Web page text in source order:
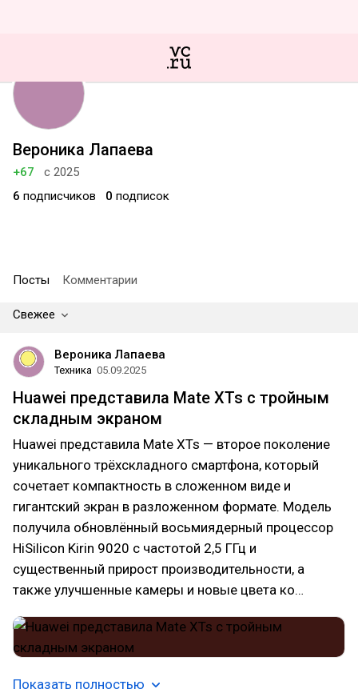
Вероника Лапаева
+67
с 2025
6 подписчиков 0 подписок
Посты Комментарии
Свежее
Вероника Лапаева
Техника 05.09.2025
Huawei представила Mate XTs с тройным
складным экраном
Huawei представила Mate XTs — второе поколение
уникального трёхскладного смартфона, который
сочетает компактность в сложенном виде и
гигантский экран в разложенном формате. Модель
получила обновлённый восьмиядерный процессор
HiSilicon Kirin 9020 с частотой 2,5 ГГц и
существенный прирост производительности, а
также улучшенные камеры и новые цвета ко…
Показать полностью